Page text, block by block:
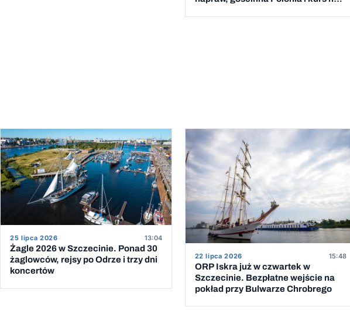
25 lipca 2026 13:04
Żagle 2026 w Szczecinie. Ponad 30
żaglowców, rejsy po Odrze i trzy dni
koncertów
22 lipca 2026 15:48
ORP Iskra już w czwartek w
Szczecinie. Bezpłatne wejście na
pokład przy Bulwarze Chrobrego